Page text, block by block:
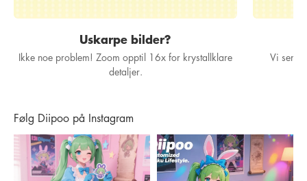
Uskarpe bilder?
Ikke noe problem! Zoom opptil 16x for krystallklare
detaljer.
Vi
Følg Diipoo på Instagram